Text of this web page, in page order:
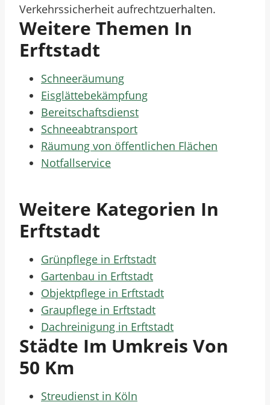
Verkehrssicherheit aufrechtzuerhalten.
Weitere Themen In
Erftstadt
Schneeräumung
Eisglättebekämpfung
Bereitschaftsdienst
Schneeabtransport
Räumung von öffentlichen Flächen
Notfallservice
Weitere Kategorien In
Erftstadt
Grünpflege in Erftstadt
Gartenbau in Erftstadt
Objektpflege in Erftstadt
Graupflege in Erftstadt
Dachreinigung in Erftstadt
Städte Im Umkreis Von
50 Km
Streudienst in Köln